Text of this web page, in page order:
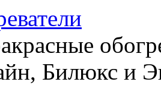
Билюкс и